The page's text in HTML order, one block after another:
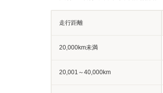
走行距離
20,000km未満
20,001～40,000km